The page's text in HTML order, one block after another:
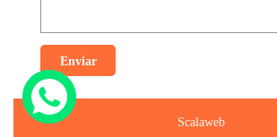
Scalaweb